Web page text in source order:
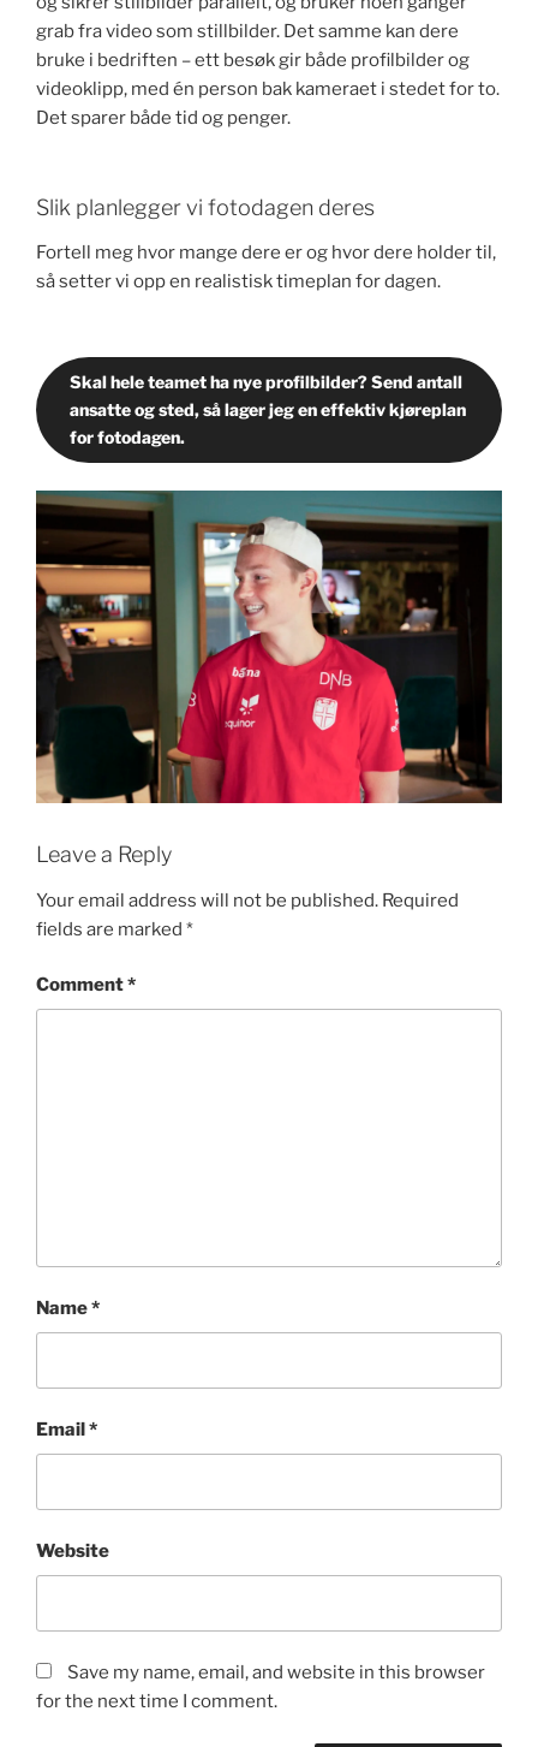
grab fra video som stillbilder. Det samme kan dere
bruke i bedriften – ett besøk gir både profilbilder og
videoklipp, med én person bak kameraet i stedet for to.
Det sparer både tid og penger.
Slik planlegger vi fotodagen deres
Fortell meg hvor mange dere er og hvor dere holder til,
så setter vi opp en realistisk timeplan for dagen.
Skal hele teamet ha nye profilbilder? Send antall
ansatte og sted, så lager jeg en effektiv kjøreplan
for fotodagen.
Leave a Reply
Your email address will not be published. Required
fields are marked *
Comment*
Name*
Email*
Website
Save my name, email, and website in this browser
for the next time I comment.